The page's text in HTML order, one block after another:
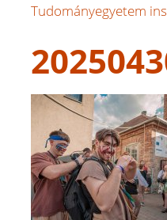
Tudományegyetem